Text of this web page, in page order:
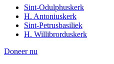
Sint-Odulphuskerk
H. Antoniuskerk
Sint-Petrusbasiliek
H. Willibrorduskerk
Doneer nu